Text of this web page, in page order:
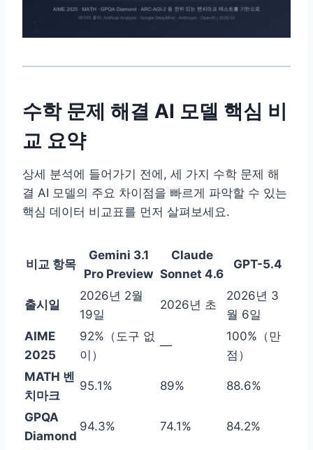
수학 문제 해결 AI 모델 핵심 비
교 요약
상세 분석에 들어가기 전에, 세 가지 수학 문제 해
결 AI 모델의 주요 차이점을 빠르게 파악할 수 있는
핵심 데이터 비교표를 먼저 살펴보세요.
비교 항목
Gemini 3.1
Pro Preview
Claude
Sonnet 4.6
GPT-5.4
출시일
2026년 2월
19일
2026년 초
2026년 3
월 6일
AIME
2025
92%（도구 없
이）
—
100%（만
점）
MATH 벤
치마크
95.1% 89% 88.6%
GPQA
Diamond
94.3% 74.1% 84.2%